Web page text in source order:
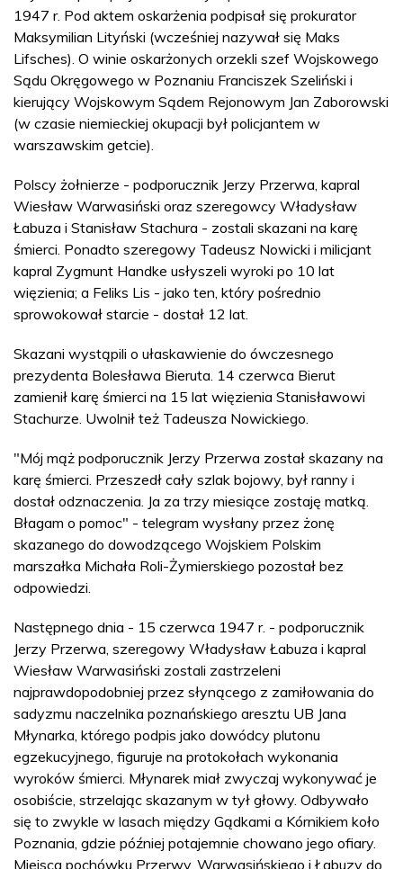
1947 r. Pod aktem oskarżenia podpisał się prokurator
Maksymilian Lityński (wcześniej nazywał się Maks
Lifsches). O winie oskarżonych orzekli szef Wojskowego
Sądu Okręgowego w Poznaniu Franciszek Szeliński i
kierujący Wojskowym Sądem Rejonowym Jan Zaborowski
(w czasie niemieckiej okupacji był policjantem w
warszawskim getcie).
Polscy żołnierze - podporucznik Jerzy Przerwa, kapral
Wiesław Warwasiński oraz szeregowcy Władysław
Łabuza i Stanisław Stachura - zostali skazani na karę
śmierci. Ponadto szeregowy Tadeusz Nowicki i milicjant
kapral Zygmunt Handke usłyszeli wyroki po 10 lat
więzienia; a Feliks Lis - jako ten, który pośrednio
sprowokował starcie - dostał 12 lat.
Skazani wystąpili o ułaskawienie do ówczesnego
prezydenta Bolesława Bieruta. 14 czerwca Bierut
zamienił karę śmierci na 15 lat więzienia Stanisławowi
Stachurze. Uwolnił też Tadeusza Nowickiego.
"Mój mąż podporucznik Jerzy Przerwa został skazany na
karę śmierci. Przeszedł cały szlak bojowy, był ranny i
dostał odznaczenia. Ja za trzy miesiące zostaję matką.
Błagam o pomoc" - telegram wysłany przez żonę
skazanego do dowodzącego Wojskiem Polskim
marszałka Michała Roli-Żymierskiego pozostał bez
odpowiedzi.
Następnego dnia - 15 czerwca 1947 r. - podporucznik
Jerzy Przerwa, szeregowy Władysław Łabuza i kapral
Wiesław Warwasiński zostali zastrzeleni
najprawdopodobniej przez słynącego z zamiłowania do
sadyzmu naczelnika poznańskiego aresztu UB Jana
Młynarka, którego podpis jako dowódcy plutonu
egzekucyjnego, figuruje na protokołach wykonania
wyroków śmierci. Młynarek miał zwyczaj wykonywać je
osobiście, strzelając skazanym w tył głowy. Odbywało
się to zwykle w lasach między Gądkami a Kórnikiem koło
Poznania, gdzie później potajemnie chowano jego ofiary.
Miejsca pochówku Przerwy, Warwasińskiego i Łabuzy do